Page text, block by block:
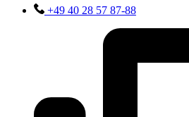
+49 40 28 57 87-88